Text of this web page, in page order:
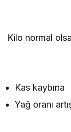
Kilo normal
Kas kaybına
Yağ oranı